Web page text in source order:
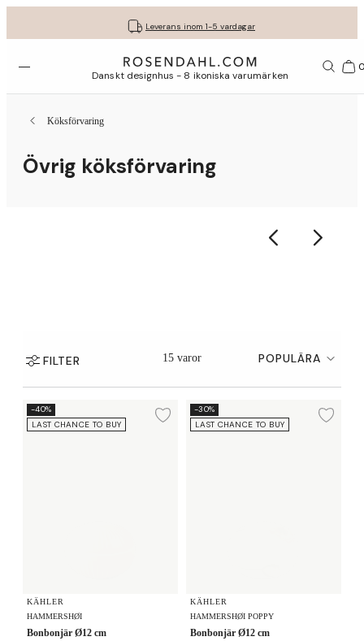
Leverans inom 1-5 vardagar
Fri frakt på köp för minst 849 kr.
30 dagars fri retur med GLS
Få dina presenter fint inslagna
Öppna menyn Danskt designhus - 8 ikoniska varumärken
Köksförvaring
Övrig köksförvaring
FILTER 15 varor POPULÄRA
Bonbonjär Ø12 cm
-40%
LAST CHANCE TO BUY
Lägg till i önskelista
KÄHLER
HAMMERSHØI
Bonbonjär Ø12 cm
Bonbonjär Ø12 cm
-30%
LAST CHANCE TO BUY
KÄHLER
HAMMERSHØI POPPY
Bonbonjär Ø12 cm